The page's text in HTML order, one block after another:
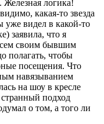
логика!
какая-то звезда
уже видел в какой-то
заявила, что я
своим бывшим
полагать, чтобы
посещения. Что
навязыванием
на шоу в кресле
странный подход
о том, а того ли